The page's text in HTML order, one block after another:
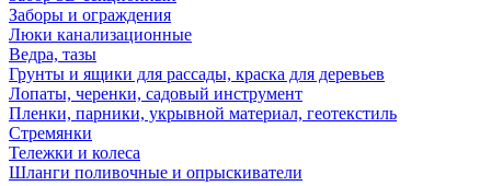
Заборы и ограждения
Люки канализационные
Ведра, тазы
Грунты и ящики для рассады, краска для деревьев
Лопаты, черенки, садовый инструмент
Пленки, парники, укрывной материал, геотекстиль
Стремянки
Тележки и колеса
Шланги поливочные и опрыскиватели